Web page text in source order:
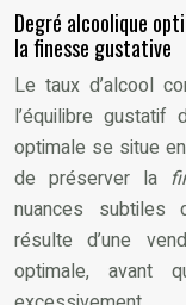
Degré alcoolique
la finesse gustative
Le taux d’alcool
l’équilibre
optimale se situe
de préserver la
nuances subtiles
résulte d’une
optimale, avant